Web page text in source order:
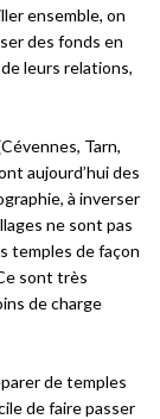
ensemble, on
des fonds en
leurs relations,
Tarn,
aujourd’hui des
à inverser
ne sont pas
temples de façon
sont très
de charge
de temples
de faire passer